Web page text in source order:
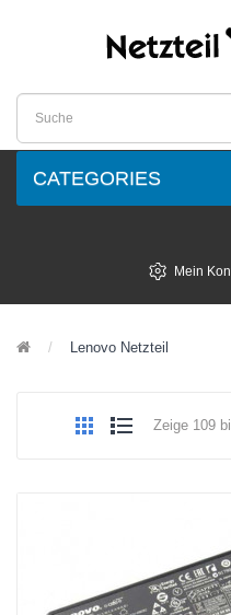
CATEGORIES
Mein
Lenovo Netzteil
Zeige 109